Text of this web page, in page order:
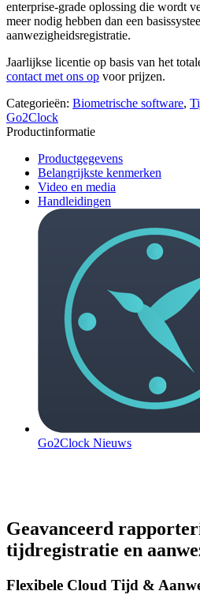
enterprise-grade oplossing die wordt
meer nodig hebben dan een
aanwezigheidsregistratie.
Jaarlijkse licentie op basis van het
contact met ons op voor prijzen.
Categorieën: Biometrische software,
Go2Clock
Productinformatie
Productgegevens
Belangrijkste kenmerken
Video en media
Handleidingen
Go2Clock Nieuws
Geavanceerd
tijdregistratie en
Flexibele Cloud Tijd &